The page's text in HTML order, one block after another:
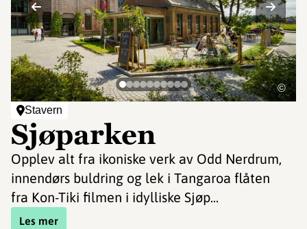
Stavern
Sjøparken
Opplev alt fra ikoniske verk av Odd Nerdrum,
innendørs buldring og lek i Tangaroa flåten
fra Kon-Tiki filmen i idylliske Sjøp...
Les mer
©